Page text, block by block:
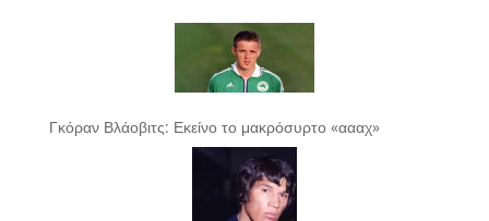
Γκόραν Βλάοβιτς: Εκείνο το μακρόσυρτο «αααχ»